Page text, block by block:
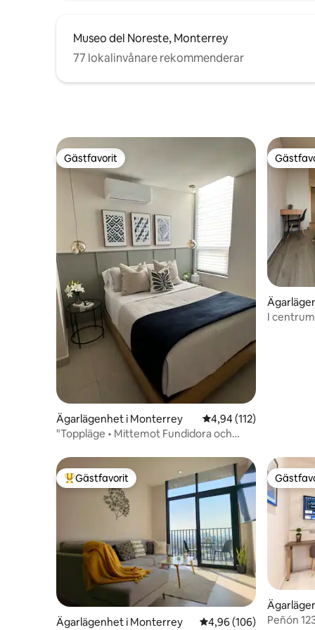
Museo del Noreste, Monterrey
77 lokalinvånare rekommenderar
Gästfavorit
Gästfavorit
Ägarlägenhet i Monterrey 4,94 av 5 i
4,94 (112)
"Toppläge • Mittemot Fundidora och
I
Populär gästfavorit
Gästfavorit
Ägarlägenhet i Monterrey 4,96 av 5 i
4,96 (106)
Peñón